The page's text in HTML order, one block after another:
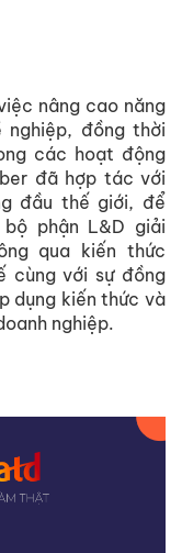
nâng cao năng
nghiệp, đồng thời
các hoạt động
đã hợp tác với
đầu thế giới, để
phận L&D giải
qua kiến thức
cùng với sự đồng
dụng kiến thức và
nghiệp.